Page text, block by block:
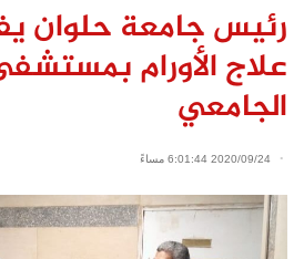
رئيس جامعة حلوان
علاج الأورام
الجامعي
2020/09/24 6:01:44 مساءً